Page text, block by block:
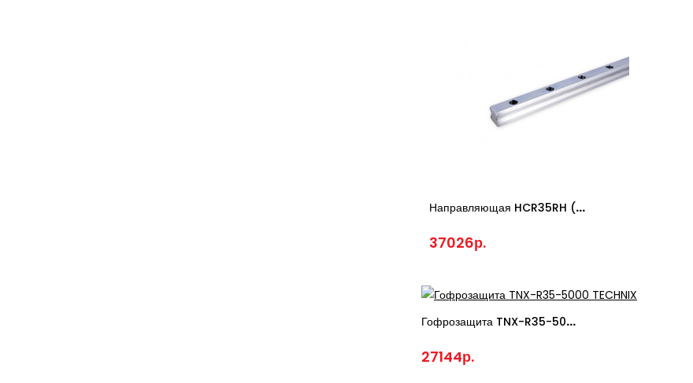
Направляющая HCR35RH (HGR35RH) L=400 См Линейная TECHNIX
37026р.
Гофрозащита TNX-R35-5000 TECHNIX
27144р.